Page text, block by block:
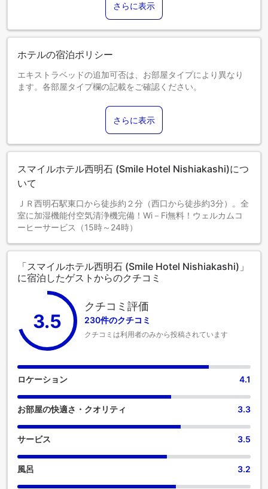
さらに表示
ホテルの宿泊ポリシー
エキストラベッドの追加可否は、お部屋タイプにより異なり
ます。各部屋タイプ欄の記載をご確認ください。
さらに表示
スマイルホテル西明石 (Smile Hotel Nishiakashi)につ
いて
ＪＲ西明石駅東口から徒歩約２分（西口から徒歩約3分）。全
室に加湿機能付空気清浄機完備！Wi－Fi無料！ウェルカムコ
ーヒーサービス（15時～24時）
「スマイルホテル西明石 (Smile Hotel Nishiakashi)」
に宿泊したゲストからのクチコミ
3.5
クチコミ評価
230件のクチコミ
クチコミは利用者のみから投稿されています
ロケーション 4.1
お部屋の快適さ・クオリティ 3.3
サービス 3.5
風呂 3.2